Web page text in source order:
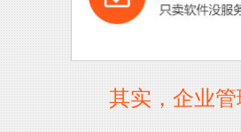
其实，企业